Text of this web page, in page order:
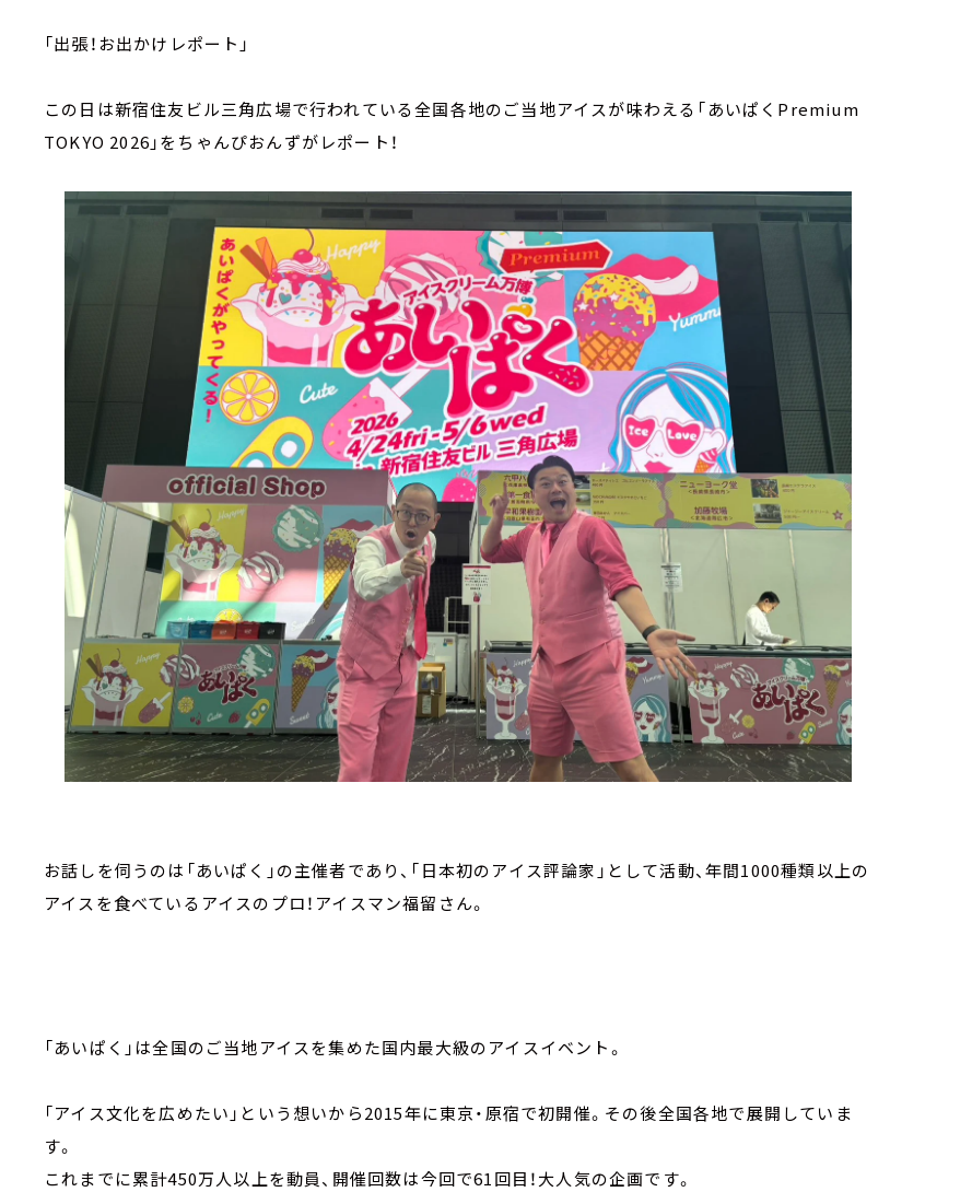
「出張！お出かけレポート」
この日は新宿住友ビル三角広場で行われている全国各地のご当地アイスが味わえる「あいぱくPremium
TOKYO 2026」をちゃんぴおんずがレポート！
お話しを伺うのは「あいぱく」の主催者であり、「日本初のアイス評論家」として活動、年間1000種類以上の
アイスを食べているアイスのプロ！アイスマン福留さん。
「あいぱく」は全国のご当地アイスを集めた国内最大級のアイスイベント。
「アイス文化を広めたい」という想いから2015年に東京・原宿で初開催。その後全国各地で展開していま
す。
これまでに累計450万人以上を動員、開催回数は今回で61回目！大人気の企画です。